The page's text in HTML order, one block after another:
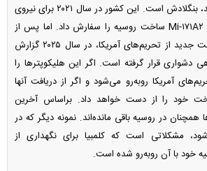
یکی از نمونه‌های این روند، بنگلادش است. این کشور در سال ۲۰۲۱ برای نیروی
پلیس خود هلیکوپتر‌های Mi-۱۷۱A۲ ساخت روسیه را سفارش داد. اما پس از
تغییر دولت و آگاهی دولت جدید از تحریم‌های آمریکا، در سال ۲۰۲۵ گزارش
دشواری قرار گرفته است. اگر این هلیکوپتر‌ها را
آمریکا روبه‌رو می‌شود و اگر از دریافت آنها
خود را از دست خواهد داد. براساس آخرین
همچنان در روسیه باقی مانده‌اند. نمونه دیگر که در
مشکلاتی است که کلمبیا برای نگهداری از
خود با آن روبه‌رو شده است.